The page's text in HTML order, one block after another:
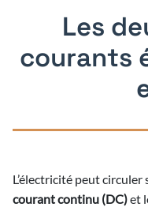
Les
courants
L’électricité peut
courant continu (DC)et